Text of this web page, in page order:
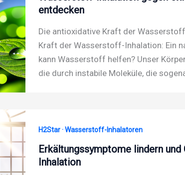
entdecken
Die antioxidative Kraft der
Kraft der Wasserstoff-Inhalation: Ein
kann Wasserstoff helfen? Unser
die durch instabile Moleküle, die
H2Star · Wasserstoff-Inhalatoren
Erkältungssymptome lindern
Inhalation